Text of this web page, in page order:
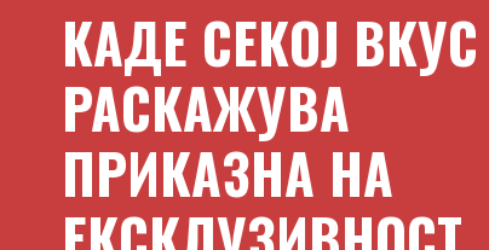
КАДЕ СЕКОЈ ВКУС
РАСКАЖУВА
ПРИКАЗНА НА